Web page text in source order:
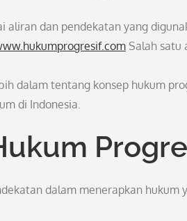
aliran dan pendekatan yang
Salah satu
dalam tentang konsep hukum
di Indonesia.
dalam menerapkan hukum